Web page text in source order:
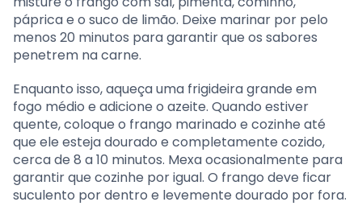
páprica e o suco de limão. Deixe marinar por pelo
menos 20 minutos para garantir que os sabores
penetrem na carne.
Enquanto isso, aqueça uma frigideira grande em
fogo médio e adicione o azeite. Quando estiver
quente, coloque o frango marinado e cozinhe até
que ele esteja dourado e completamente cozido,
cerca de 8 a 10 minutos. Mexa ocasionalmente para
garantir que cozinhe por igual. O frango deve ficar
suculento por dentro e levemente dourado por fora.